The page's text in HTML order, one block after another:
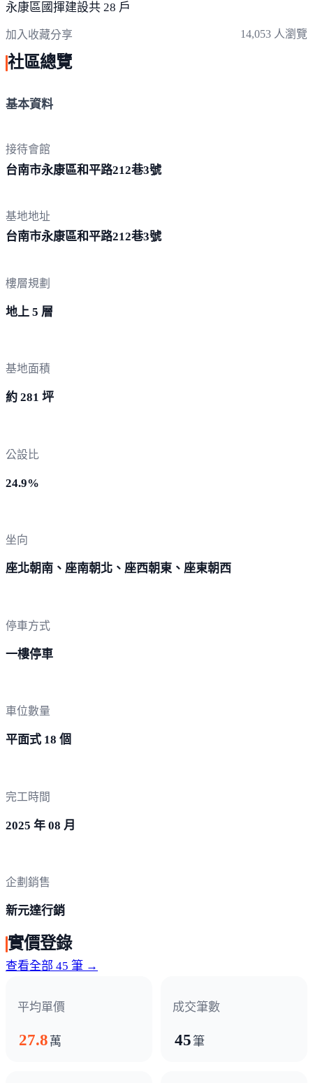
永康區 國揮建設共 28 戶
加入收藏分享 14,053 人瀏覽
社區總覽
基本資料
接待會館
台南市永康區和平路212巷3號
基地地址
台南市永康區和平路212巷3號
樓層規劃
地上 5 層
基地面積
約 281 坪
公設比
24.9%
坐向
座北朝南、座南朝北、座西朝東、座東朝西
停車方式
一樓停車
車位數量
平面式 18 個
完工時間
2025 年 08 月
企劃銷售
新元達行銷
實價登錄
查看全部 45 筆 →
平均單價
27.8 萬
成交筆數
45筆